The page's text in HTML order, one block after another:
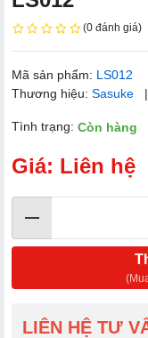
(0 đánh giá)
Mã sản phẩm: LS012
Thương hiệu: Sasuke
Tình trạng: Còn hàng
Giá: Liên hệ
LIÊN HỆ TƯ